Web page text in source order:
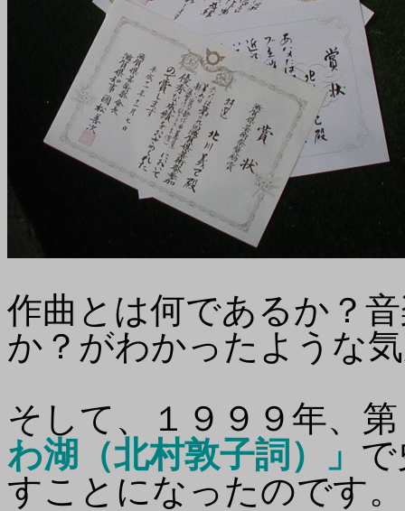
作曲とは何であるか？
か？がわかったような
そして、１９９９年、
わ湖（北村敦子詞）」
すことになったのです。